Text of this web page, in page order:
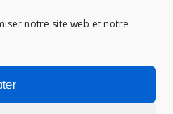
notre site web et notre
files d’attente devant les